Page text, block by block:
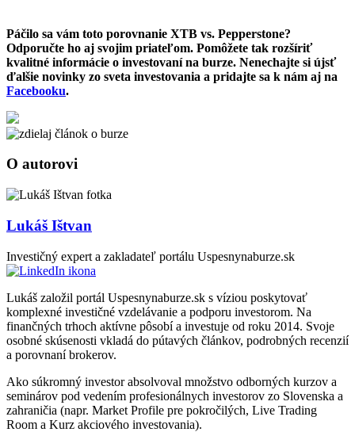
Páčilo sa vám toto porovnanie XTB vs. Pepperstone?
Odporučte ho aj svojim priateľom. Pomôžete tak rozšíriť
kvalitné informácie o investovaní na burze. Nenechajte si újsť
ďalšie novinky zo sveta investovania a pridajte sa k nám aj na
Facebooku.
O autorovi
Lukáš Ištvan
Investičný expert a zakladateľ portálu Uspesnynaburze.sk
Lukáš založil portál Uspesnynaburze.sk s víziou poskytovať
komplexné investičné vzdelávanie a podporu investorom. Na
finančných trhoch aktívne pôsobí a investuje od roku 2014. Svoje
osobné skúsenosti vkladá do pútavých článkov, podrobných recenzií
a porovnaní brokerov.
Ako súkromný investor absolvoval množstvo odborných kurzov a
seminárov pod vedením profesionálnych investorov zo Slovenska a
zahraničia (napr. Market Profile pre pokročilých, Live Trading
Room a Kurz akciového investovania).